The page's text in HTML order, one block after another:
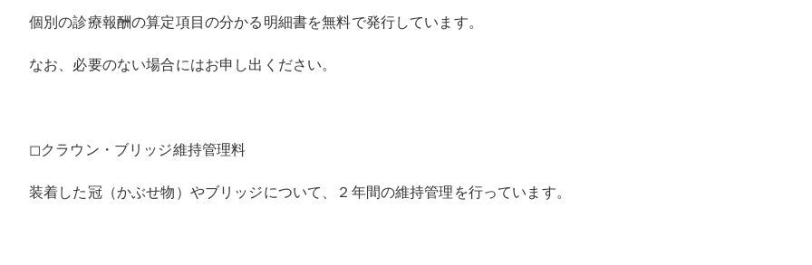
個別の診療報酬の算定項目の分かる明細書を無料で発行しています。
なお、必要のない場合にはお申し出ください。
◻︎クラウン・ブリッジ維持管理料
装着した冠（かぶせ物）やブリッジについて、２年間の維持管理を行っています。